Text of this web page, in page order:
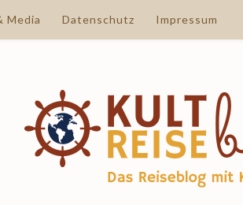
Media Datenschutz Impressum